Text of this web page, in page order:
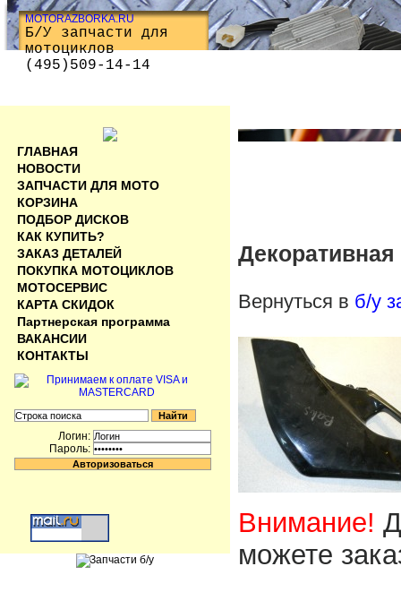
MOTORAZBORKA.RU
Б/У запчасти для
мотоциклов
(495)509-14-14
Вернуться в б/у
Внимание!
можете
ГЛАВНАЯ
НОВОСТИ
ЗАПЧАСТИ ДЛЯ МОТО
КОРЗИНА
ПОДБОР ДИСКОВ
КАК КУПИТЬ?
ЗАКАЗ ДЕТАЛЕЙ
ПОКУПКА МОТОЦИКЛОВ
МОТОСЕРВИС
КАРТА СКИДОК
Партнерская программа
ВАКАНСИИ
КОНТАКТЫ
Логин:
Пароль: